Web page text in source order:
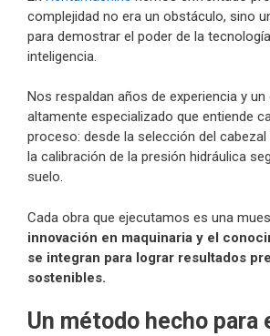
complejidad no era un obstáculo, sino
para demostrar el poder de la
inteligencia.
Nos respaldan años de experiencia y
altamente especializado que entiende
proceso: desde la selección del
la calibración de la presión hidráulica
suelo.
Cada obra que ejecutamos es una
innovación en maquinaria y el
se integran para lograr resultados
sostenibles.
Un método hecho para